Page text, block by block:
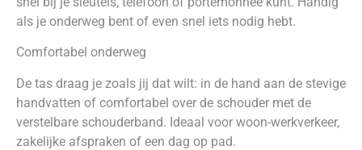
als je onderweg bent of even snel iets nodig hebt.
Comfortabel onderweg
De tas draag je zoals jij dat wilt: in de hand aan de stevige
handvatten of comfortabel over de schouder met de
verstelbare schouderband. Ideaal voor woon-werkverkeer,
zakelijke afspraken of een dag op pad.